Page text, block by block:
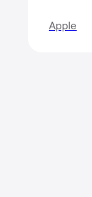
Apple